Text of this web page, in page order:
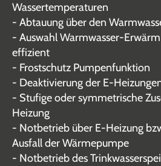
Wassertemperaturen
- Abtauung über den
- Auswahl Warmwasser-
effizient
- Frostschutz Pumpenfunktion
- Deaktivierung der E-
- Stufige oder symmetrische
Heizung
- Notbetrieb über E-Heizung
Ausfall der Wärmepumpe
- Notbetrieb des